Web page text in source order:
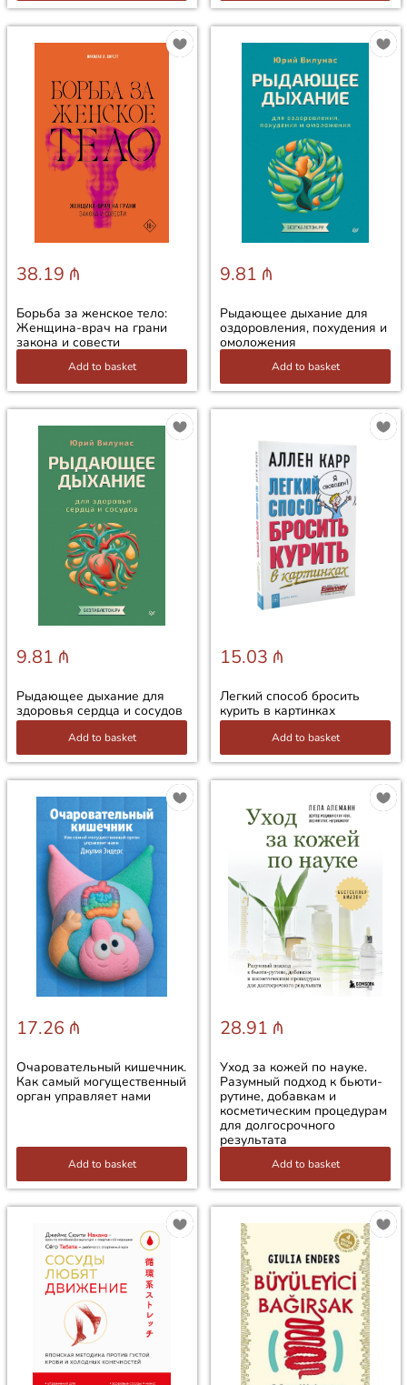
38.19 ₼
Борьба за женское тело:
Женщина-врач на грани
закона и совести
Add to basket
9.81 ₼
Рыдающее дыхание для
оздоровления, похудения и
омоложения
Add to basket
9.81 ₼
Рыдающее дыхание для
здоровья сердца и сосудов
Add to basket
15.03 ₼
Легкий способ бросить
курить в картинках
Add to basket
17.26 ₼
Очаровательный кишечник.
Как самый могущественный
орган управляет нами
Add to basket
28.91 ₼
Уход за кожей по науке.
Разумный подход к бьюти-
рутине, добавкам и
косметическим процедурам
для долгосрочного
результата
Add to basket